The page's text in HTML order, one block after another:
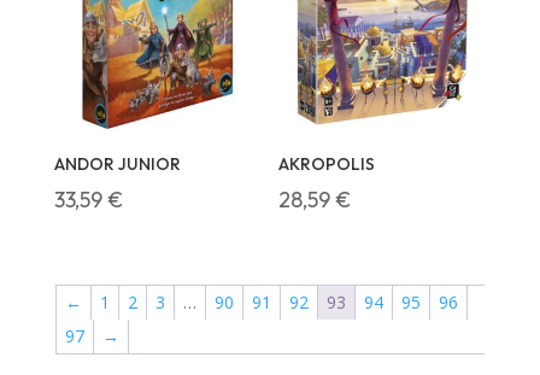
ANDOR JUNIOR
33,59€
AKROPOLIS
28,59€
← 1 2 3 … 90 91 92 93 94 95
96
97
→